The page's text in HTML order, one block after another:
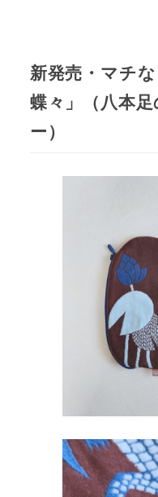
新発売・マチ
蝶々」（八本
ー）